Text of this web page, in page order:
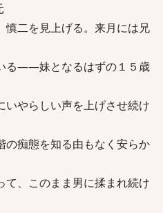
慎二を見上げる。来月には兄
る――妹となるはずの１５歳
いやらしい声を上げさせ続け
の痴態を知る由もなく安らか
、このまま男に揉まれ続け